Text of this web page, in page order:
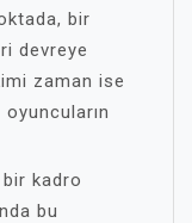
bir
devreye
zaman ise
kadro
bu